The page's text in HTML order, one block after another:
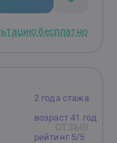
любыми
бесплатно
2 года стажа
возраст 41 год
рейтинг 5/5